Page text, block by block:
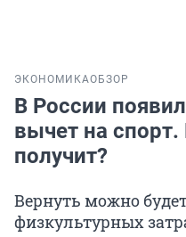
ЭКОНОМИКАОБЗОР
В России
вычет на спорт.
получит?
Вернуть можно
физкультурных